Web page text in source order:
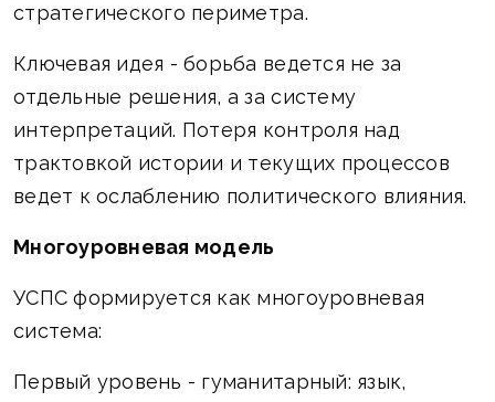
стратегического периметра.
Ключевая идея - борьба ведется не за
отдельные решения, а за систему
интерпретаций. Потеря контроля над
трактовкой истории и текущих процессов
ведет к ослаблению политического влияния.
Многоуровневая модель
УСПС формируется как многоуровневая
система:
Первый уровень - гуманитарный: язык,